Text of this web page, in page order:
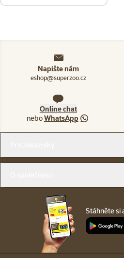
Napište nám
eshop@superzoo.cz
Online chat
neboWhatsApp
Stáhněte si